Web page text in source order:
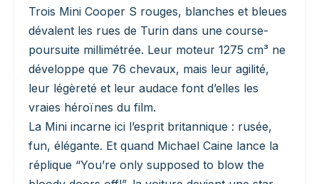
Trois Mini Cooper S rouges, blanches et bleues
dévalent les rues de Turin dans une course-
poursuite millimétrée. Leur moteur 1275 cm³ ne
développe que 76 chevaux, mais leur agilité,
leur légèreté et leur audace font d’elles les
vraies héroïnes du film.
La Mini incarne ici l’esprit britannique : rusée,
fun, élégante. Et quand Michael Caine lance la
réplique “You’re only supposed to blow the